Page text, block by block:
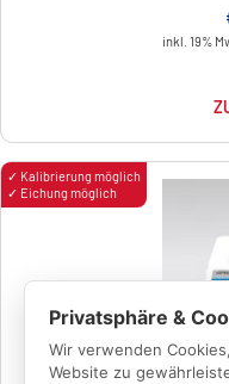
inkl. 19%
✓ Kalibrierung möglich
✓ Eichung möglich
Privatsphäre &
Wir verwenden
Website zu